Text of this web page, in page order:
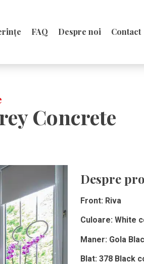
FAQ Despre noi Contact
Concrete
Despre
Front: Riva
Culoare: White
Maner: Gola
Blat: 378 Black